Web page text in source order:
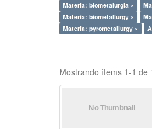
Materia: biometalurgia ×
Materia: biometallurgy ×
Materia: pyrometallurgy ×
Mostrando ítems 1-1 de